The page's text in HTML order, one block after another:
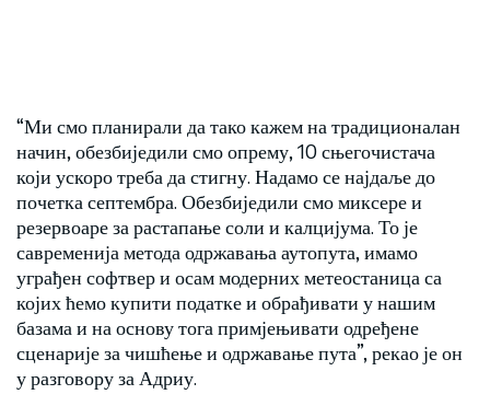
“Ми смо планирали да тако кажем на традиционалан
начин, обезбиједили смо опрему, 10 сњегочистача
који ускоро треба да стигну. Надамо се најдаље до
почетка септембра. Обезбиједили смо миксере и
резервоаре за растапање соли и калцијума. То је
савременија метода одржавања аутопута, имамо
уграђен софтвер и осам модерних метеостаница са
којих ћемо купити податке и обрађивати у нашим
базама и на основу тога примјењивати одређене
сценарије за чишћење и одржавање пута”, рекао је он
у разговору за Адриу.